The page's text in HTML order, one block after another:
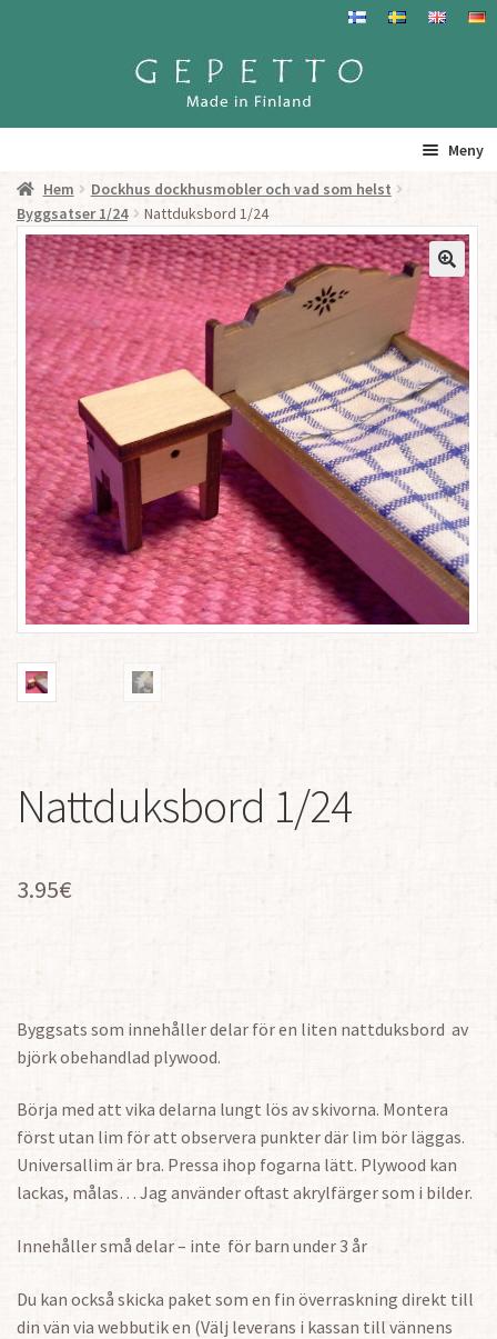
Hoppa
Hoppa
Meny
Hem
Produkter
Gepetto – Information
Återförsäljare
För Återförsäljare
Hem
Dockhus dockhusmobler och vad som helst
Byggsatser 1/24
Nattduksbord 1/24
Nattduksbord 1/24
3.95€
Byggsats som innehåller delar för en liten nattduksbord av
björk obehandlad plywood.
Börja med att vika delarna lungt lös av skivorna. Montera
först utan lim för att observera punkter där lim bör läggas.
Universallim är bra. Pressa ihop fogarna lätt. Plywood kan
lackas, målas… Jag använder oftast akrylfärger som i bilder.
Innehåller små delar – inte för barn under 3 år
Du kan också skicka paket som en fin överraskning direkt till
din vän via webbutik en (Välj leverans i kassan till vännens